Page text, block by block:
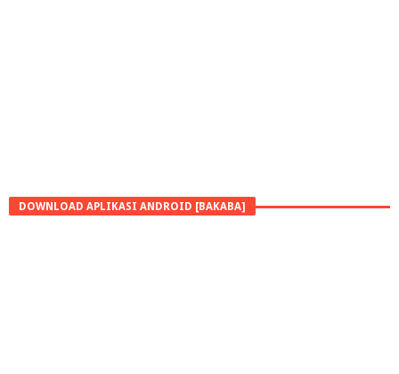
DOWNLOAD APLIKASI ANDROID [BAKABA]